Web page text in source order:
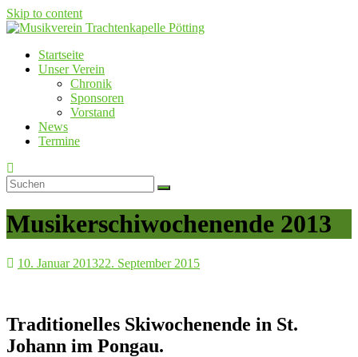
Skip to content
Musikverein Trachtenkapelle Pötting
Startseite
Unser Verein
Chronik
Sponsoren
Vorstand
News
Termine
Musikerschiwochenende 2013
10. Januar 201322. September 2015
Traditionelles Skiwochenende in St.
Johann im Pongau.